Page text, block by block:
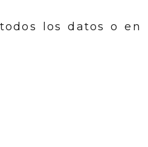
los datos o en